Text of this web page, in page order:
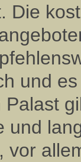
Die
und
und
vor